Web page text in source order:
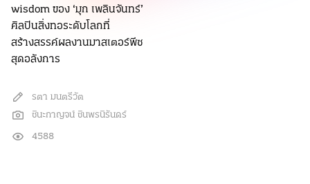
wisdom ของ ‘มุก เพลินจันทร์’
ศิลปินสิ่งทอระดับโลกที่
สร้างสรรค์ผลงานมาสเตอร์พีซ
สุดอลังการ
รตา มนตรีวัต
ชินะกาญจน์ ชินพรนิรันดร์
4588